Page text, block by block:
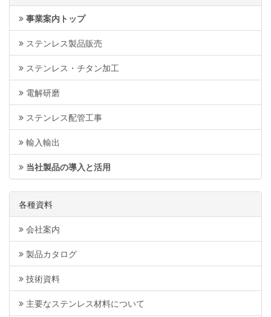
事業案内トップ
ステンレス製品販売
ステンレス・チタン加工
電解研磨
ステンレス配管工事
輸入輸出
当社製品の導入と活用
各種資料
会社案内
製品カタログ
技術資料
主要なステンレス材料について